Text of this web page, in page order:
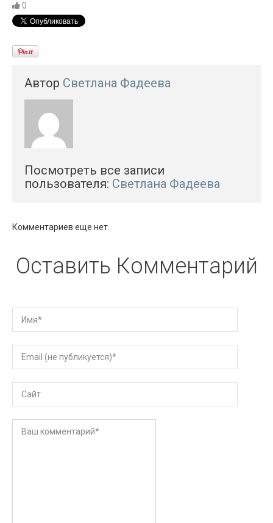
0
Автор Светлана Фадеева
Посмотреть все записи
пользователя: Светлана Фадеева
Комментариев еще нет.
Оставить Комментарий